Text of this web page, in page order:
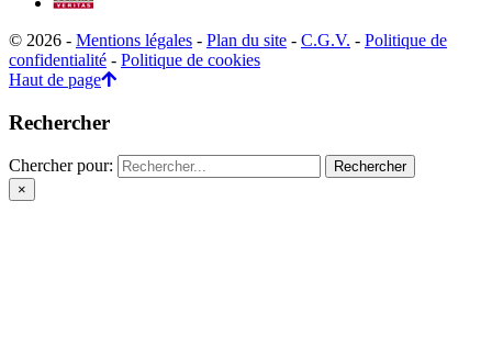
© 2026 - Mentions légales - Plan du site - C.G.V. - Politique de
confidentialité - Politique de cookies
Haut de page
Rechercher
Chercher pour:
×